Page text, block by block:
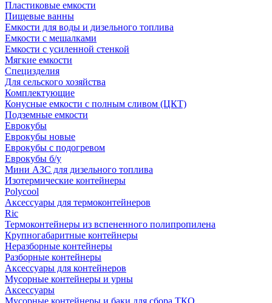
Пластиковые емкости
Пищевые ванны
Емкости для воды и дизельного топлива
Емкости с мешалками
Емкости с усиленной стенкой
Мягкие емкости
Специзделия
Для сельского хозяйства
Комплектующие
Конусные емкости с полным сливом (ЦКТ)
Подземные емкости
Еврокубы
Еврокубы новые
Еврокубы с подогревом
Еврокубы б/у
Мини АЗС для дизельного топлива
Изотермические контейнеры
Polycool
Аксессуары для термоконтейнеров
Ric
Термоконтейнеры из вспененного полипропилена
Крупногабаритные контейнеры
Неразборные контейнеры
Разборные контейнеры
Аксессуары для контейнеров
Мусорные контейнеры и урны
Аксессуары
Мусорные контейнеры и баки для сбора ТКО